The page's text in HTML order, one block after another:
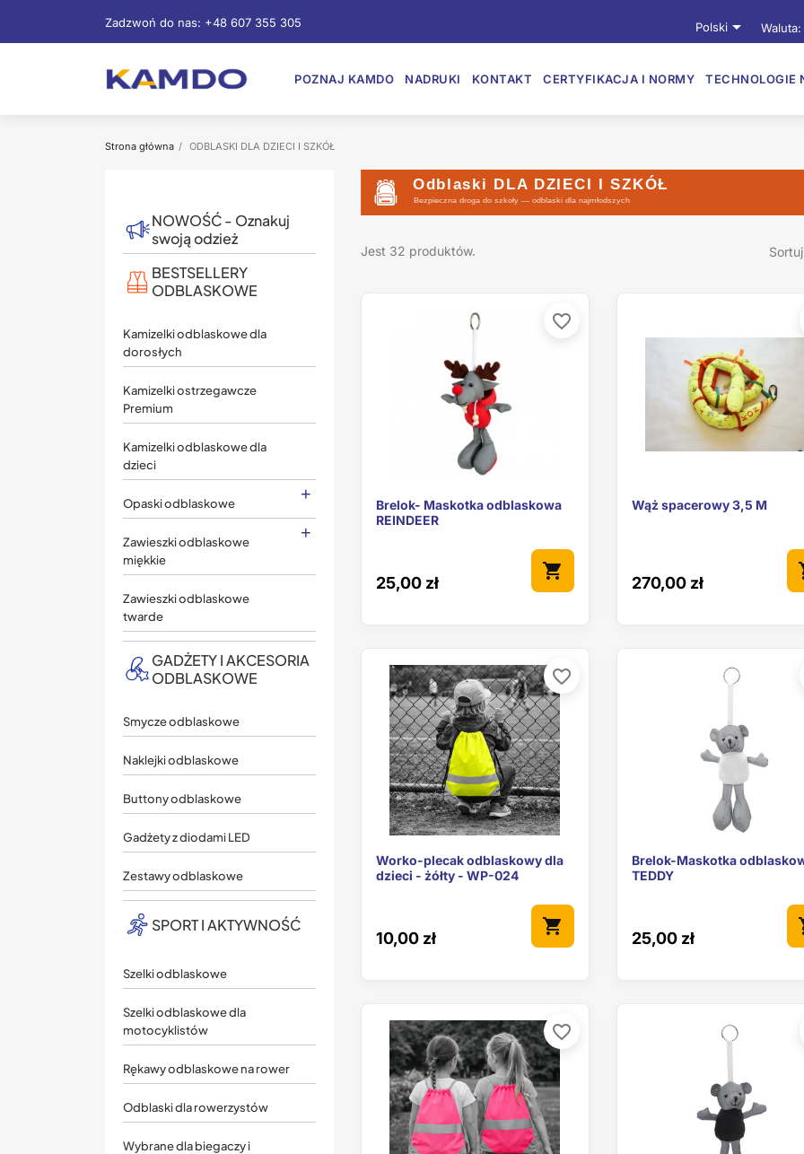
Zadzwoń do nas: +48 607 355 305 Polski Waluta:
POZNAJ KAMDO NADRUKI KONTAKT CERTYFIKACJA I NORMY TECHNOLOGIE
Strona główna ODBLASKI DLA DZIECI I SZKÓŁ
NOWOŚĆ - Oznakuj
swoją odzież
BESTSELLERY
ODBLASKOWE
Kamizelki odblaskowe dla
dorosłych
Kamizelki ostrzegawcze
Premium
Kamizelki odblaskowe dla
dzieci
Opaski odblaskowe +
Zawieszki odblaskowe
miękkie
+
Zawieszki odblaskowe
twarde
GADŻETY I AKCESORIA
ODBLASKOWE
Smycze odblaskowe
Naklejki odblaskowe
Buttony odblaskowe
Gadżety z diodami LED
Zestawy odblaskowe
SPORT I AKTYWNOŚĆ
Szelki odblaskowe
Szelki odblaskowe dla
motocyklistów
Rękawy odblaskowe na rower
Odblaski dla rowerzystów
Wybrane dla biegaczy i
Odblaski DLA DZIECI I SZKÓŁ
Bezpieczna droga do szkoły — odblaski dla najmłodszych
Jest 32 produktów.
Szybki podgląd
Brelok- Maskotka odblaskowa
REINDEER
25,00 zł
shopping_cart
favorite_border
Szybki podgląd
Wąż spacerowy 3,5 M
270,00 zł
Szybki podgląd
Worko-plecak odblaskowy dla
dzieci - żółty - WP-024
10,00 zł
shopping_cart
favorite_border
Szybki
Brelok-Maskotka
TEDDY
25,00 zł
favorite_border